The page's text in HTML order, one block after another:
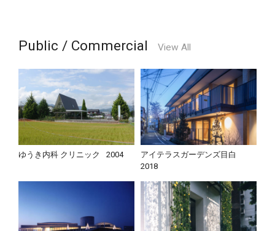
Public / Commercial View All
ゆうき内科 クリニック 2004
アイテラスガーデンズ目白
2018